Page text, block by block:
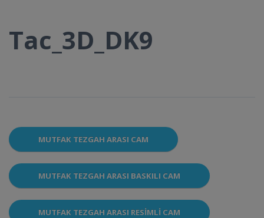
Tac_3D_DK9
MUTFAK TEZGAH ARASI CAM
MUTFAK TEZGAH ARASI BASKILI CAM
MUTFAK TEZGAH ARASI RESIMLI CAM